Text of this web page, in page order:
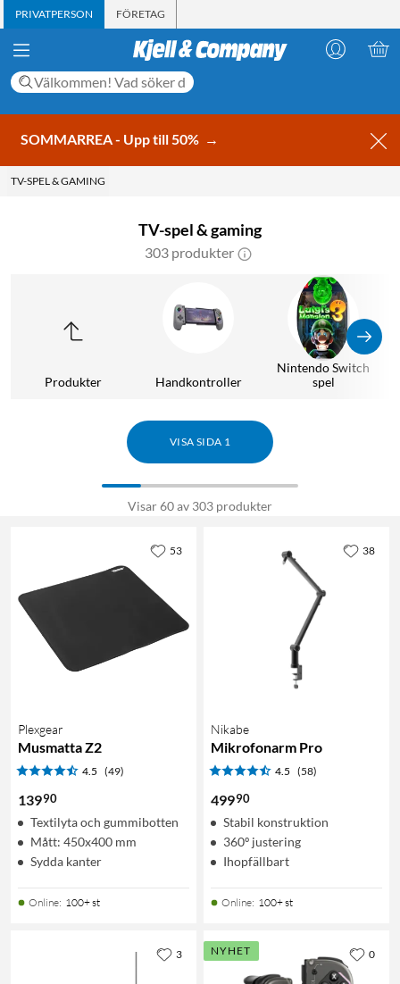
PRIVATPERSON FÖRETAG
SOMMARREA - Upp till 50% →
TV-SPEL & GAMING
TV-spel & gaming
303 produkter
Produkter Handkontroller
Nintendo Switch
spel
VISA SIDA 1
Visar 60 av 303 produkter
Plexgear
Musmatta Z2
4.5 (49)
13990
Textilyta och gummibotten
Mått: 450x400 mm
Sydda kanter
Online: 100+ st
53
Nikabe
Mikrofonarm Pro
4.5 (58)
49990
Stabil konstruktion
360º justering
Ihopfällbart
Online: 100+ st
38
3 NYHET 0